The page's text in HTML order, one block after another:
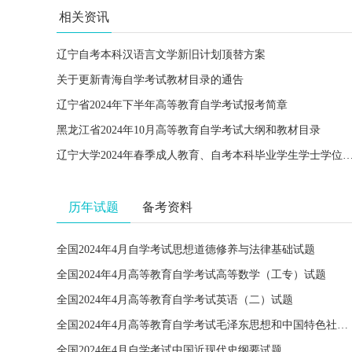
相关资讯
辽宁自考本科汉语言文学新旧计划顶替方案
关于更新青海自学考试教材目录的通告
辽宁省2024年下半年高等教育自学考试报考简章
黑龙江省2024年10月高等教育自学考试大纲和教材目录
辽宁大学2024年春季成人教育、自考本科毕业学
历年试题 备考资料
全国2024年4月自学考试思想道德修养与法律基础试题
全国2024年4月高等教育自学考试高等数学（工专）试题
全国2024年4月高等教育自学考试英语（二）试题
全国2024年4月高等教育自学考试毛泽东思想和中国特色社会主义理论体系概论试题